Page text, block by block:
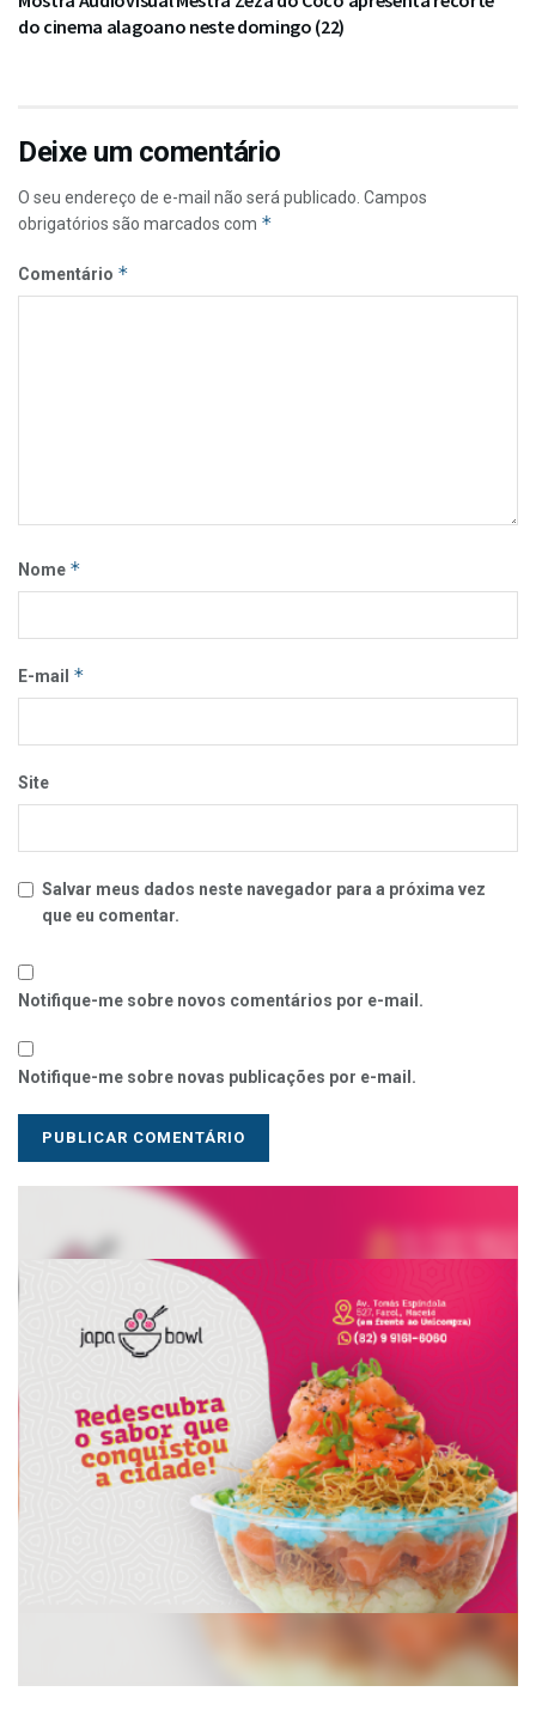
do cinema alagoano neste domingo (22)
Deixe um comentário
O seu endereço de e-mail não será publicado. Campos
obrigatórios são marcados com *
Comentário *
Nome *
E-mail *
Site
Salvar meus dados neste navegador para a próxima vez
que eu comentar.
Notifique-me sobre novos comentários por e-mail.
Notifique-me sobre novas publicações por e-mail.